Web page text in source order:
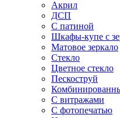
Акрил
ДСП
С патиной
Шкафы-купе с
Матовое зеркало
Стекло
Цветное стекло
Пескоструй
С витражами
С фотопечатью